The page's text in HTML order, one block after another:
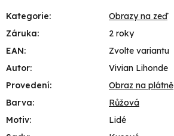
Kategorie:
Obrazy na zeď
Záruka:
2 roky
EAN:
Zvolte variantu
Autor:
Vivian Lihonde
Provedení:
Obraz na plátně
Barva:
Růžová
Motiv:
Lidé